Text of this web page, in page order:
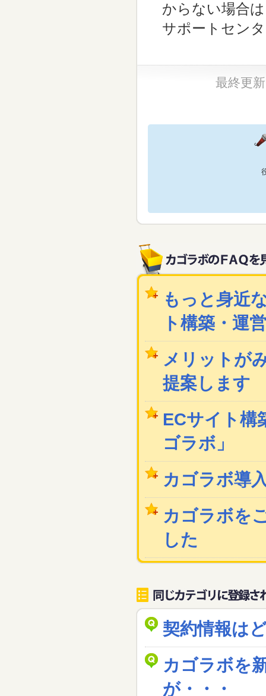
からない場合は
サポートセン
最終更
もっと身近
ト構築・運
メリットが
提案します
ECサイト構
ゴラボ」
カゴラボ導
カゴラボを
した
契約情報は
カゴラボを
が・・・